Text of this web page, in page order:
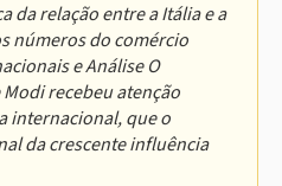
da relação entre a Itália e a
números do comércio
e Análise O
recebeu atenção
internacional, que o
da crescente influência